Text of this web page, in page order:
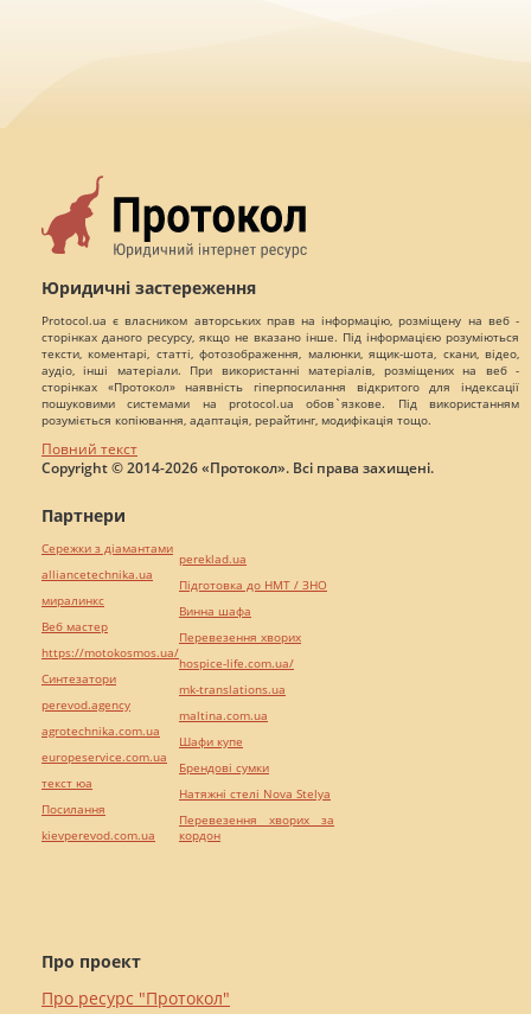
Юридичні застереження
Protocol.ua є власником авторських прав на інформацію, розміщену на веб -
сторінках даного ресурсу, якщо не вказано інше. Під інформацією розуміються
тексти, коментарі, статті, фотозображення, малюнки, ящик-шота, скани, відео,
аудіо, інші матеріали. При використанні матеріалів, розміщених на веб -
сторінках «Протокол» наявність гіперпосилання відкритого для індексації
пошуковими системами на protocol.ua обов`язкове. Під використанням
розуміється копіювання, адаптація, рерайтинг, модифікація тощо.
Повний текст
Copyright © 2014-2026 «Протокол». Всі права захищені.
Про проект
Про ресурс "Протокол"
Партнери
Сережки з діамантами
alliancetechnika.ua
миралинкс
Веб мастер
https://motokosmos.ua/
Синтезатори
perevod.agency
agrotechnika.com.ua
europeservice.com.ua
текст юа
Посилання
kievperevod.com.ua
pereklad.ua
Підготовка до НМТ / ЗНО
Винна шафа
Перевезення хворих
hospice-life.com.ua/
mk-translations.ua
maltina.com.ua
Шафи купе
Брендові сумки
Натяжні стелі Nova Stelya
Перевезення хворих за
кордон